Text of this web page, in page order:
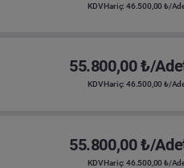
KDV Hariç: 46.500,00 ₺/
55.800,00 ₺/
KDV Hariç: 46.500,00 ₺/
55.800,00 ₺/
KDV Hariç: 46.500,00 ₺/